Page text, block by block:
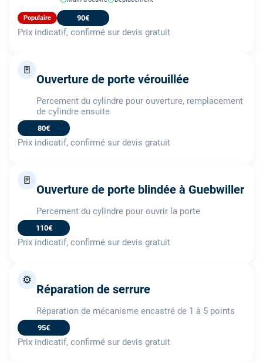
Populaire 90€
Prix indicatif, confirmé sur devis gratuit
🚪
Ouverture de porte vérouillée
Percement du cylindre pour ouverture, remplacement
de cylindre ensuite
80€
Prix indicatif, confirmé sur devis gratuit
🚪
Ouverture de porte blindée à Guebwiller
Percement du cylindre pour ouvrir la porte
110€
Prix indicatif, confirmé sur devis gratuit
⚙️
Réparation de serrure
Réparation de mécanisme encastré de 1 à 5 points
95€
Prix indicatif, confirmé sur devis gratuit